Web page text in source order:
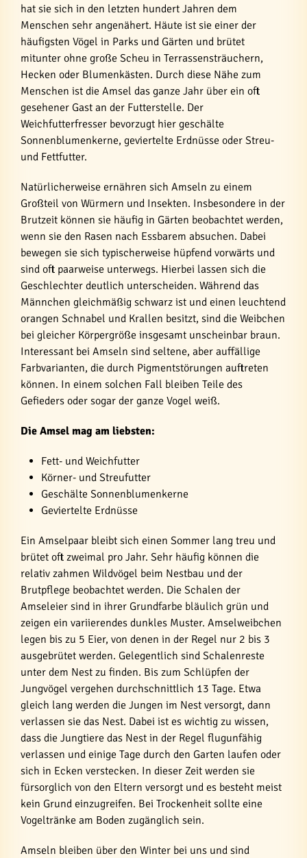
hat sie sich in den letzten hundert Jahren dem
Menschen sehr angenähert. Häute ist sie einer der
häufigsten Vögel in Parks und Gärten und brütet
mitunter ohne große Scheu in Terrassensträuchern,
Hecken oder Blumenkästen. Durch diese Nähe zum
Menschen ist die Amsel das ganze Jahr über ein oft
gesehener Gast an der Futterstelle. Der
Weichfutterfresser bevorzugt hier geschälte
Sonnenblumenkerne, geviertelte Erdnüsse oder Streu-
und Fettfutter.
Natürlicherweise ernähren sich Amseln zu einem
Großteil von Würmern und Insekten. Insbesondere in der
Brutzeit können sie häufig in Gärten beobachtet werden,
wenn sie den Rasen nach Essbarem absuchen. Dabei
bewegen sie sich typischerweise hüpfend vorwärts und
sind oft paarweise unterwegs. Hierbei lassen sich die
Geschlechter deutlich unterscheiden. Während das
Männchen gleichmäßig schwarz ist und einen leuchtend
orangen Schnabel und Krallen besitzt, sind die Weibchen
bei gleicher Körpergröße insgesamt unscheinbar braun.
Interessant bei Amseln sind seltene, aber auffällige
Farbvarianten, die durch Pigmentstörungen auftreten
können. In einem solchen Fall bleiben Teile des
Gefieders oder sogar der ganze Vogel weiß.
Die Amsel mag am liebsten:
Fett- und Weichfutter
Körner- und Streufutter
Geschälte Sonnenblumenkerne
Geviertelte Erdnüsse
Ein Amselpaar bleibt sich einen Sommer lang treu und
brütet oft zweimal pro Jahr. Sehr häufig können die
relativ zahmen Wildvögel beim Nestbau und der
Brutpflege beobachtet werden. Die Schalen der
Amseleier sind in ihrer Grundfarbe bläulich grün und
zeigen ein variierendes dunkles Muster. Amselweibchen
legen bis zu 5 Eier, von denen in der Regel nur 2 bis 3
ausgebrütet werden. Gelegentlich sind Schalenreste
unter dem Nest zu finden. Bis zum Schlüpfen der
Jungvögel vergehen durchschnittlich 13 Tage. Etwa
gleich lang werden die Jungen im Nest versorgt, dann
verlassen sie das Nest. Dabei ist es wichtig zu wissen,
dass die Jungtiere das Nest in der Regel flugunfähig
verlassen und einige Tage durch den Garten laufen oder
sich in Ecken verstecken. In dieser Zeit werden sie
fürsorglich von den Eltern versorgt und es besteht meist
kein Grund einzugreifen. Bei Trockenheit sollte eine
Vogeltränke am Boden zugänglich sein.
Amseln bleiben über den Winter bei uns und sind